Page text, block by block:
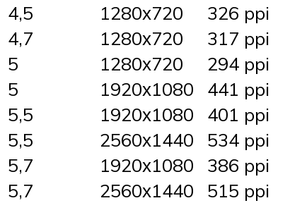
4,5
1280х720
326 ppi
4,7
1280х720
317 ppi
5
1280х720
294 ppi
5
1920х1080
441 ppi
5,5
1920х1080
401 ppi
5,5
2560х1440
534 ppi
5,7
1920х1080
386 ppi
5,7
2560х1440 515 ppi